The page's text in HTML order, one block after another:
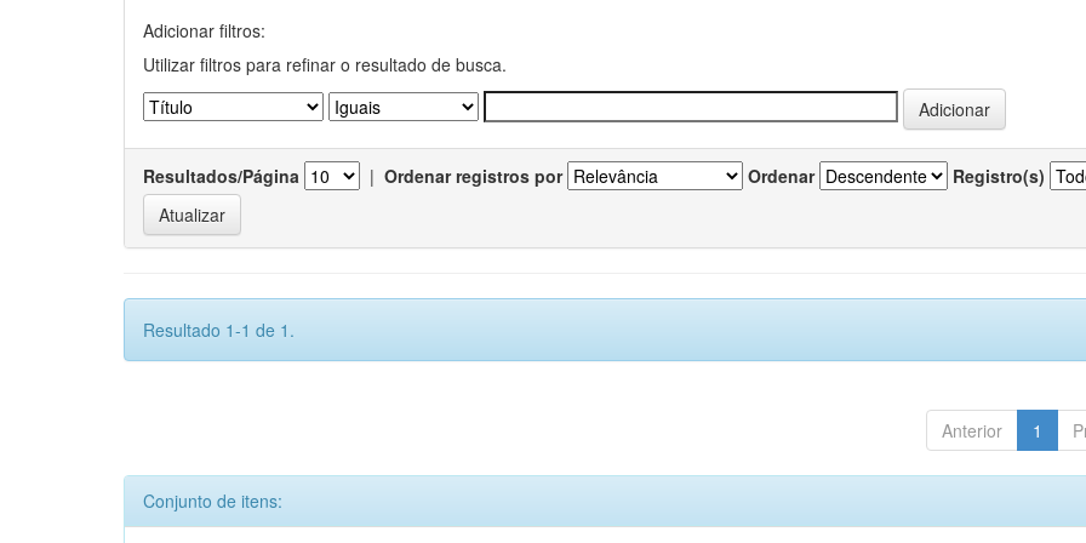
Adicionar filtros:
Utilizar filtros para refinar o resultado de busca.
Resultados/Página | Ordenar registros por Ordenar Registro(s)
Resultado 1-1 de 1.
Anterior 1
Conjunto de itens: